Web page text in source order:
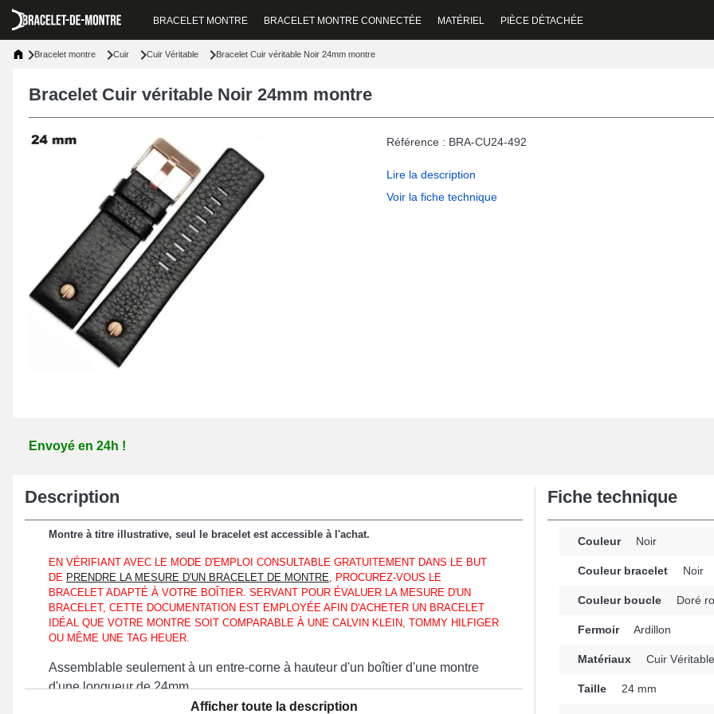
BRACELET MONTRE BRACELET MONTRE CONNECTÉE MATÉRIEL PIÈCE DÉTACHÉE
Bracelet montre Cuir Cuir Véritable Bracelet Cuir véritable Noir 24mm montre
Bracelet Cuir véritable Noir 24mm montre
Référence : BRA-CU24-492
Lire la description
Voir la fiche technique
Envoyé en 24h !
Description
Montre à titre illustrative, seul le bracelet est accessible à l'achat.
EN VÉRIFIANT AVEC LE MODE D'EMPLOI CONSULTABLE GRATUITEMENT DANS LE BUT
DE PRENDRE LA MESURE D'UN BRACELET DE MONTRE, PROCUREZ-VOUS LE
BRACELET ADAPTÉ À VOTRE BOÎTIER. SERVANT POUR ÉVALUER LA MESURE D'UN
BRACELET, CETTE DOCUMENTATION EST EMPLOYÉE AFIN D'ACHETER UN BRACELET
IDÉAL QUE VOTRE MONTRE SOIT COMPARABLE À UNE CALVIN KLEIN, TOMMY HILFIGER
OU MÊME UNE TAG HEUER.
Assemblable seulement à un entre-corne à hauteur d'un boîtier d'une montre
d'une longueur de 24mm.
Afficher toute la description
Fiche technique
Couleur Noir
Couleur bracelet Noir
Couleur boucle Doré
Fermoir Ardillon
Matériaux Cuir Véritable
Taille 24 mm